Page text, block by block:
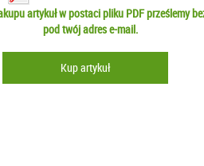
artykuł w postaci pliku PDF prześlemy
pod twój adres e-mail.
Kup artykuł